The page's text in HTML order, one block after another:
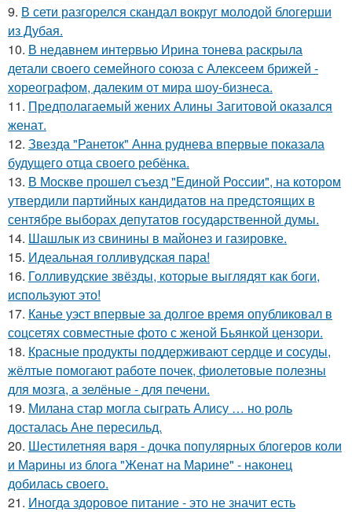
9. В сети разгорелся скандал вокруг молодой блогерши
из Дубая.
10. В недавнем интервью Ирина тонева раскрыла
детали своего семейного союза с Алексеем брижей -
хореографом, далеким от мира шоу-бизнеса.
11. Предполагаемый жених Алины Загитовой оказался
женат.
12. Звезда "Ранеток" Анна руднева впервые показала
будущего отца своего ребёнка.
13. В Москве прошел съезд "Единой России", на котором
утвердили партийных кандидатов на предстоящих в
сентябре выборах депутатов государственной думы.
14. Шашлык из свинины в майонез и газировке.
15. Идеальная голливудская пара!
16. Голливудские звёзды, которые выглядят как боги,
используют это!
17. Канье уэст впервые за долгое время опубликовал в
соцсетях совместные фото с женой Бьянкой цензори.
18. Красные продукты поддерживают сердце и сосуды,
жёлтые помогают работе почек, фиолетовые полезны
для мозга, а зелёные - для печени.
19. Милана стар могла сыграть Алису … но роль
досталась Ане пересильд.
20. Шестилетняя варя - дочка популярных блогеров коли
и Марины из блога "Женат на Марине" - наконец
добилась своего.
21. Иногда здоровое питание - это не значит есть